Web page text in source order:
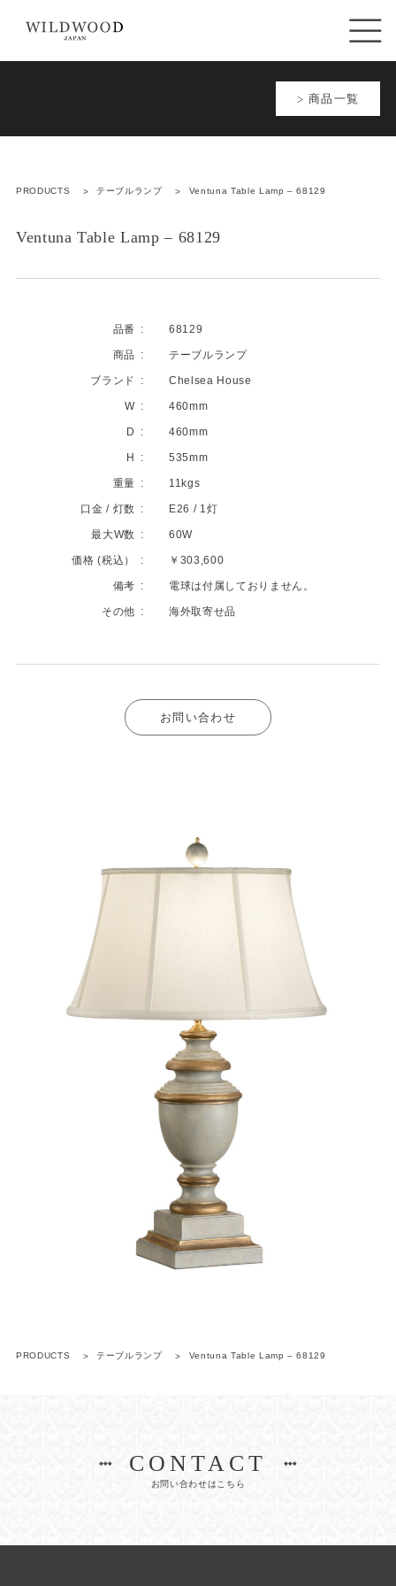
PRODUCTS
製品紹介
COMPANY
REPAIR
修理
CONTACT
お問い合わせ
商品一覧
PRODUCTS テーブルランプ Ventuna Table Lamp – 68129
Ventuna Table Lamp – 68129
品番 68129
商品 テーブルランプ
ブランド Chelsea House
W 460mm
D 460mm
H 535mm
重量 11kgs
口金 / 灯数 E26 / 1灯
最大W数 60W
価格 (税込） ￥303,600
備考 電球は付属しておりません。
その他 海外取寄せ品
お問い合わせ
PRODUCTS テーブルランプ Ventuna Table Lamp – 68129
CONTACT
お問い合わせはこちら